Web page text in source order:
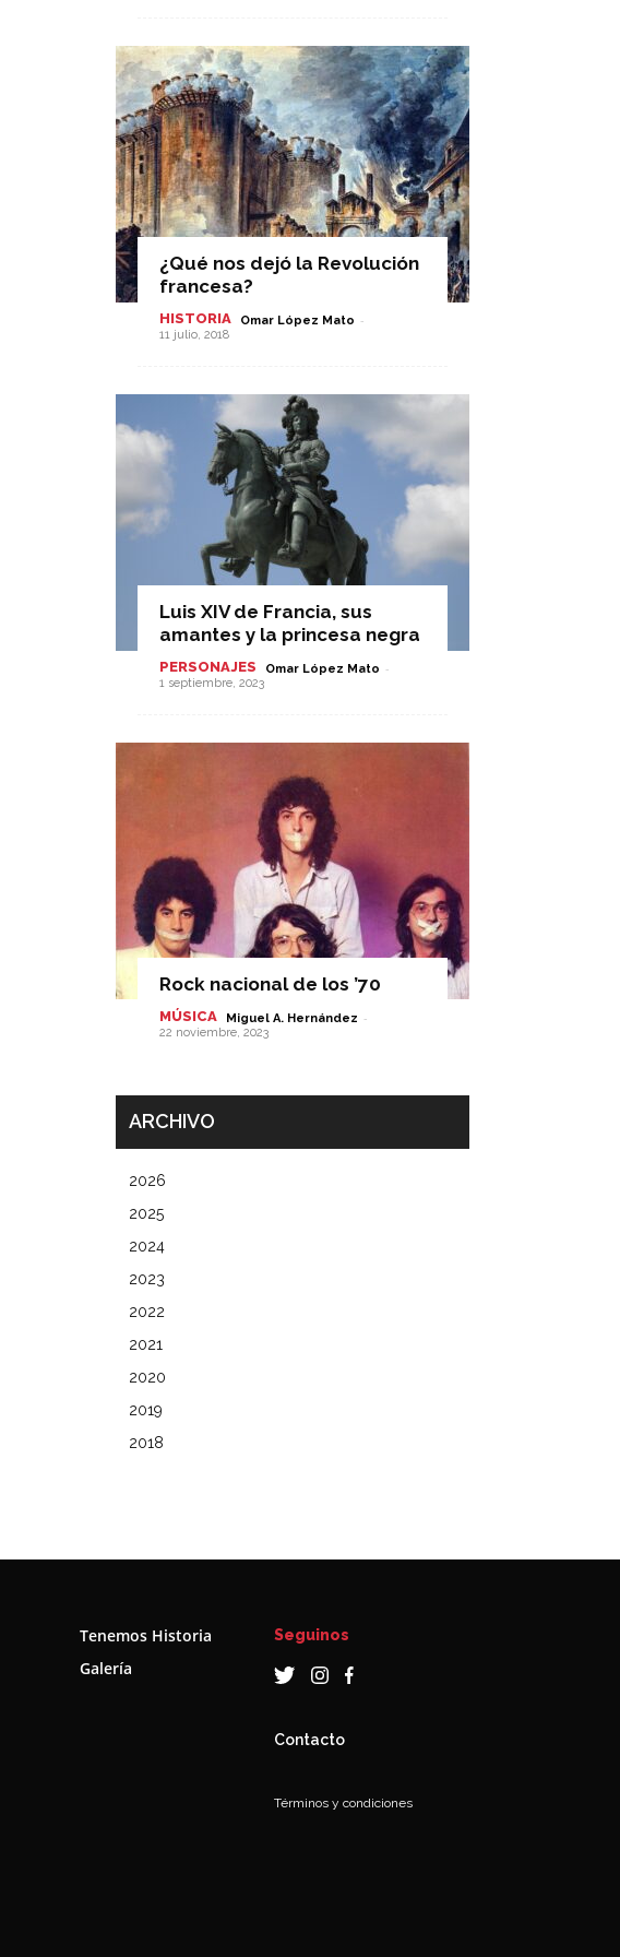
¿Qué nos dejó la Revolución
francesa?
HISTORIA Omar López Mato -
11 julio, 2018
Luis XIV de Francia, sus
amantes y la princesa negra
PERSONAJES Omar López Mato -
1 septiembre, 2023
Rock nacional de los ’70
MÚSICA Miguel A. Hernández -
22 noviembre, 2023
ARCHIVO
2026
2025
2024
2023
2022
2021
2020
2019
2018
Tenemos Historia
Galería
Seguinos
Contacto
Términos y condiciones